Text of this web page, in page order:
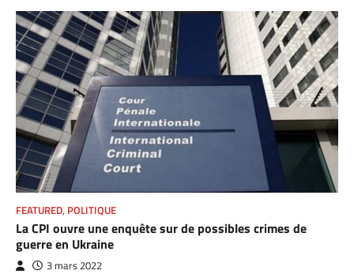
FEATURED, POLITIQUE
La CPI ouvre une enquête sur de possibles crimes de
guerre en Ukraine
3 mars 2022